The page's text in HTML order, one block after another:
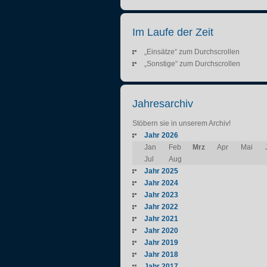
Im Laufe der Zeit
„Einsätze“ zum Durchscrollen
„Sonstige“ zum Durchscrollen
Jahresarchiv
Stöbern sie in unserem Archiv!
Jahr 2026
Jan
Feb Mrz Apr Mai
Jul
Aug
Jahr 2025
Jahr 2024
Jahr 2023
Jahr 2022
Jahr 2021
Jahr 2020
Jahr 2019
Jahr 2018